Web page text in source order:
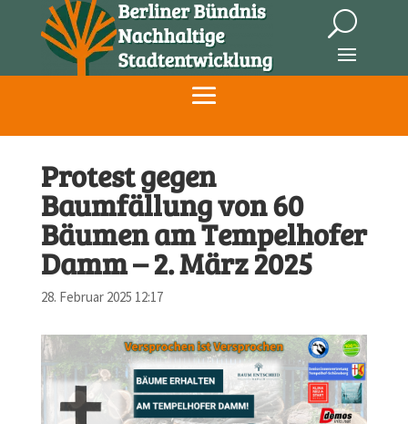
Protest gegen
Baumfällung von 60
Bäumen am Tempelhofer
Damm – 2. März 2025
28. Februar 2025 12:17